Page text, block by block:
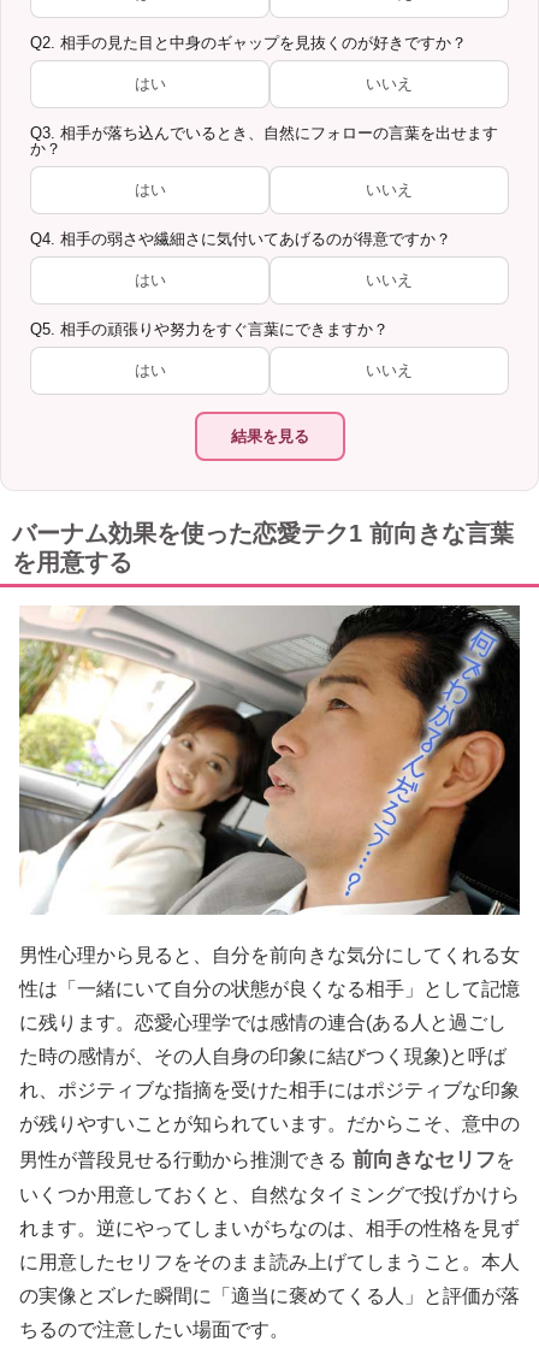
Q2. 相手の見た目と中身のギャップを見抜くのが好きですか？
はい いいえ
Q3. 相手が落ち込んでいるとき、自然にフォローの言葉を出せます
か？
はい いいえ
Q4. 相手の弱さや繊細さに気付いてあげるのが得意ですか？
はい いいえ
Q5. 相手の頑張りや努力をすぐ言葉にできますか？
はい いいえ
結果を見る
バーナム効果を使った恋愛テク1 前向きな言葉
を用意する
男性心理から見ると、自分を前向きな気分にしてくれる女
性は「一緒にいて自分の状態が良くなる相手」として記憶
に残ります。恋愛心理学では感情の連合(ある人と過ごし
た時の感情が、その人自身の印象に結びつく現象)と呼ば
れ、ポジティブな指摘を受けた相手にはポジティブな印象
が残りやすいことが知られています。だからこそ、意中の
男性が普段見せる行動から推測できる 前向きなセリフを
いくつか用意しておくと、自然なタイミングで投げかけら
れます。逆にやってしまいがちなのは、相手の性格を見ず
に用意したセリフをそのまま読み上げてしまうこと。本人
の実像とズレた瞬間に「適当に褒めてくる人」と評価が落
ちるので注意したい場面です。